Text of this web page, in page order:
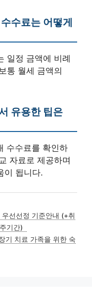
수료는 어떻게
일정 금액에 비례
통 월세 금액의
유용한 팁은
수수료를 확인하
자료로 제공하며
이 됩니다.
선선정 기준안내 (+취
기간)
기 치료 가족을 위한 숙